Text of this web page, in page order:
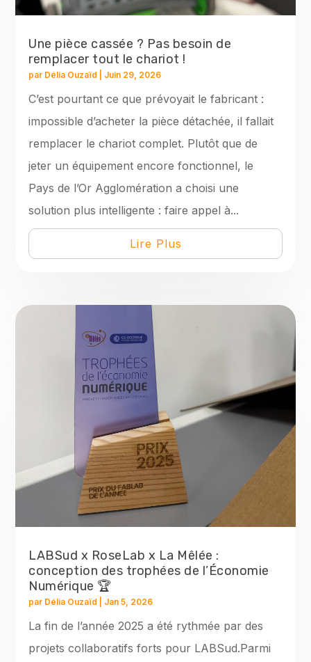
Une pièce cassée ? Pas besoin de
remplacer tout le chariot !
par Délia Ouzaïd Juin 29, 2026
C’est pourtant ce que prévoyait le fabricant :
impossible d’acheter la pièce détachée, il fallait
remplacer le chariot complet. Plutôt que de
jeter un équipement encore fonctionnel, le
Pays de l’Or Agglomération a choisi une
solution plus intelligente : faire appel à...
Lire Plus
LABSud x RoseLab x La Mêlée :
conception des trophées de l’Économie
Numérique 🏆
par Délia Ouzaïd Jan 5, 2026
La fin de l’année 2025 a été rythmée par des
projets collaboratifs forts pour LABSud.Parmi